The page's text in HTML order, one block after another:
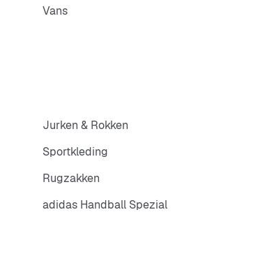
Vans
Jurken & Rokken
Sportkleding
Rugzakken
adidas Handball Spezial